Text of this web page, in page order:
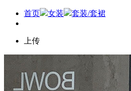
首页 女装 套装/套裙
上传